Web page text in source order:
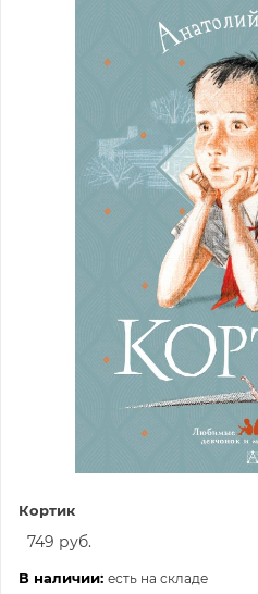
Кортик
749 руб.
В наличии: есть на складе